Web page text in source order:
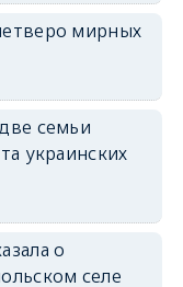
мирных
семьи
украинских
о
селе